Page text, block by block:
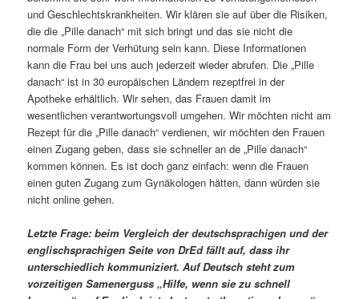
und Geschlechtskrankheiten. Wir klären sie auf über die Risiken,
die die „Pille danach“ mit sich bringt und das sie nicht die
normale Form der Verhütung sein kann. Diese Informationen
kann die Frau bei uns auch jederzeit wieder abrufen. Die „Pille
danach“ ist in 30 europäischen Ländern rezeptfrei in der
Apotheke erhältlich. Wir sehen, das Frauen damit im
wesentlichen verantwortungsvoll umgehen. Wir möchten nicht am
Rezept für die „Pille danach“ verdienen, wir möchten den Frauen
einen Zugang geben, dass sie schneller an de „Pille danach“
kommen können. Es ist doch ganz einfach: wenn die Frauen
einen guten Zugang zum Gynäkologen hätten, dann würden sie
nicht online gehen.
Letzte Frage: beim Vergleich der deutschsprachigen und der
englischsprachigen Seite von DrEd fällt auf, dass ihr
unterschiedlich kommuniziert. Auf Deutsch steht zum
vorzeitigen Samenerguss „Hilfe, wenn sie zu schnell